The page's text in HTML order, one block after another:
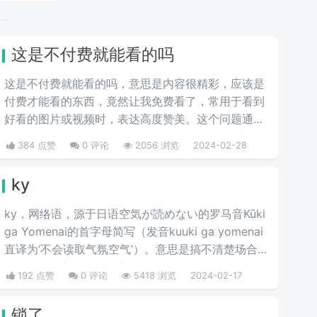
这是不付费就能看的吗
这是不付费就能看的吗，意思是内容很精彩，应该是
付费才能看的东西，竟然让我免费看了，常用于看到
好看的图片或视频时，表达高度赞美。这个问题通常
事物，出自微博热评。它也可以用作粉丝对偶像美图
看，因此本句也有一种“太太真大方”的意思。
384 点赞 0 评论 2056 浏览 2024-02-28
ky
ky，网络语，源于日语空気が読めない的罗马音Kūki
ga Yomenai的首字母简写（发音kuuki ga yomenai
直译为‘不会读取气氛空气’）。意思是搞不清楚场合
192 点赞 0 评论 5418 浏览 2024-02-17